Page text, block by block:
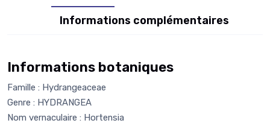
Informations complémentaires
Informations botaniques
Famille : Hydrangeaceae
Genre : HYDRANGEA
Nom vernaculaire : Hortensia